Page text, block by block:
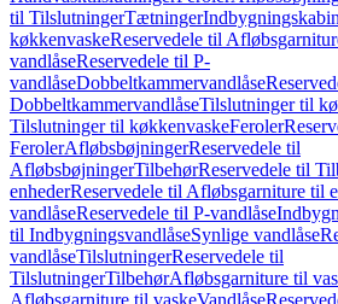
til TilslutningerTætninger
køkkenvaskeReservedele til
vandlåseReservedele til P-
vandlåseDobbeltkammervandlåse
DobbeltkammervandlåseTilslutninger til
Tilslutninger til køkkenvaskeFeroler
FerolerAfløbsbøjningerReservedele til
AfløbsbøjningerTilbehørReservedele til
enhederReservedele til Afløbsgarniture til
vandlåseReservedele til P-vandlåse
til IndbygningsvandlåseSynlige vandlåse
vandlåseTilslutningerReservedele til
TilslutningerTilbehørAfløbsgarniture til
Afløbsgarniture til vaskeVandlåse